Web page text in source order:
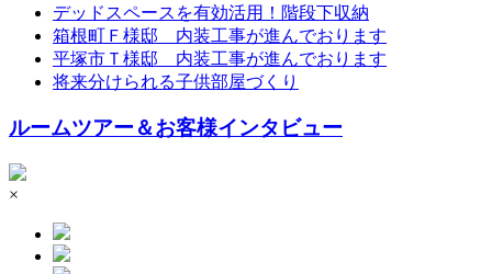
デッドスペースを有効活用！階段下収納
箱根町Ｆ様邸 内装工事が進んでおります
平塚市Ｔ様邸 内装工事が進んでおります
将来分けられる子供部屋づくり
ルームツアー＆お客様インタビュー
×